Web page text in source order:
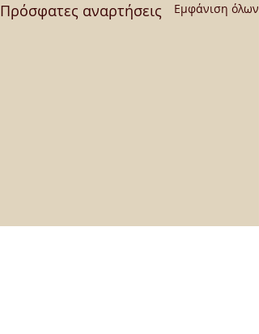
Πρόσφατες αναρτήσεις Εμφάνιση όλων